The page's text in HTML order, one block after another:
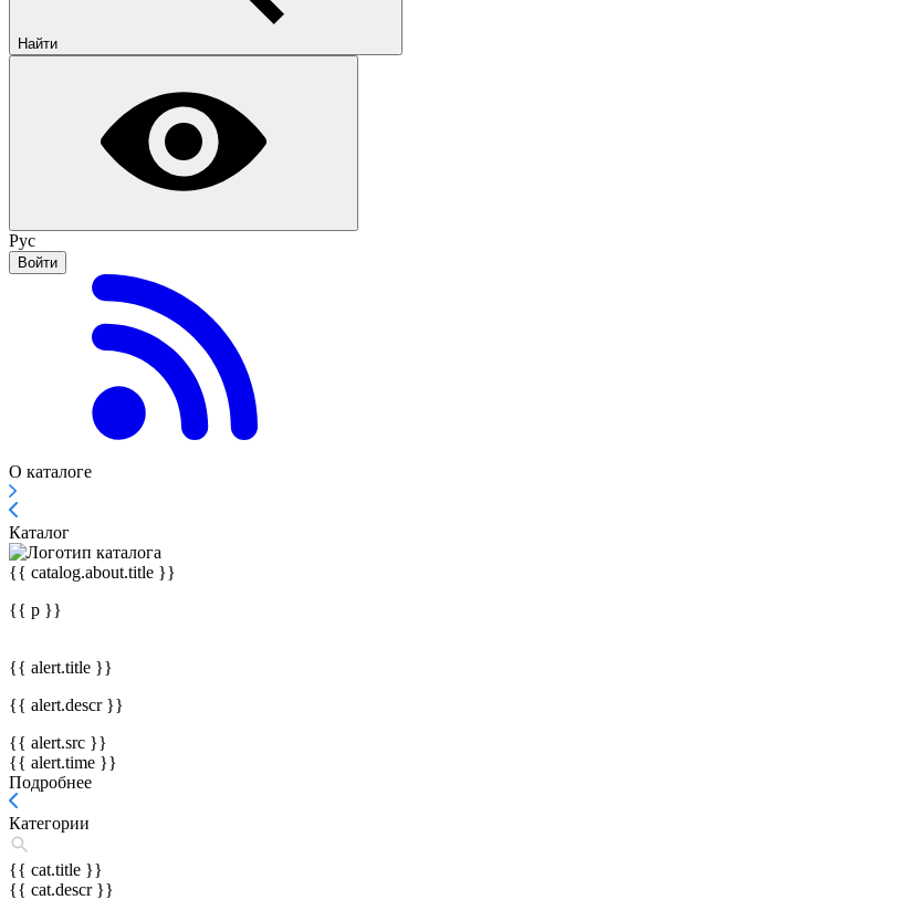
Найти
Рус
Войти
О каталоге
Каталог
{{ catalog.about.title }}
{{ p }}
{{ alert.title }}
{{ alert.descr }}
{{ alert.src }}
{{ alert.time }}
Подробнее
Категории
{{ cat.title }}
{{ cat.descr }}